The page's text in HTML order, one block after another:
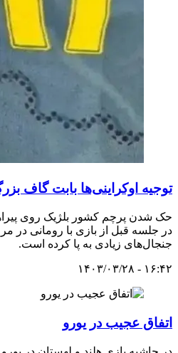
توجیه اوکراینی‌ها بابت گاف
حک شدن پرچم کشور بلژیک روی
جنجال‌های زیادی به پا کرده است.
۱۶:۴۲ - ۱۴۰۳/۰۳/۲۸
اتفاق عجیب در یورو